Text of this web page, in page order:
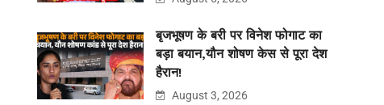
बृजभूषण के बरी पर विनेश फोगाट का
बड़ा बयान,यौन शोषण केस से पूरा देश
हैरान!
August 3, 2026